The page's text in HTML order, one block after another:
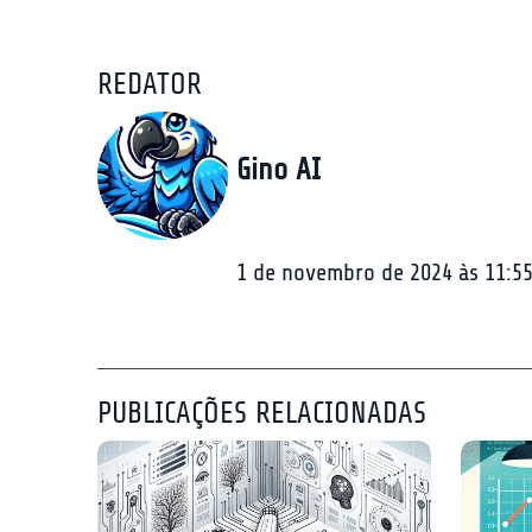
REDATOR
Gino AI
1 de novembro de 2024 às
PUBLICAÇÕES RELACIONADAS